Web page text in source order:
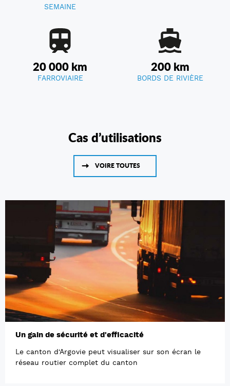
SEMAINE
20 000 km
FARROVIAIRE
200 km
BORDS DE RIVIÈRE
Cas d’utilisations
VOIRE TOUTES
Un gain de sécurité et d'efficacité
Le canton d'Argovie peut visualiser sur son écran le
réseau routier complet du canton